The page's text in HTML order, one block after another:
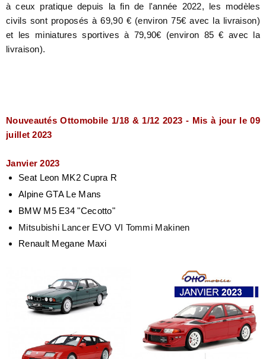
à ceux pratique depuis la fin de l'année 2022, les modèles
civils sont proposés à 69,90 € (environ 75€ avec la livraison)
et les miniatures sportives à 79,90€ (environ 85 € avec la
livraison).
Nouveautés Ottomobile 1/18 & 1/12 2023 - Mis à jour le 09
juillet 2023
Janvier 2023
Seat Leon MK2 Cupra R
Alpine GTA Le Mans
BMW M5 E34 "Cecotto"
Mitsubishi Lancer EVO VI Tommi Makinen
Renault Megane Maxi